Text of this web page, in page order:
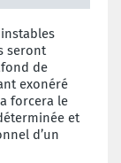
seront
de
exonéré
forcera le
et
d’un